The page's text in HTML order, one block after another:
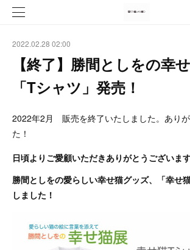
2022.02.28 02:00
【終了】勝間としをの幸
「Tシャツ」発売！
2022年2月 販売を終了いたしました。あり
た！
日頃よりご愛顧いただきありがとうございます
勝間としをの愛らしい幸せ猫グッズ、「幸せ
しました！